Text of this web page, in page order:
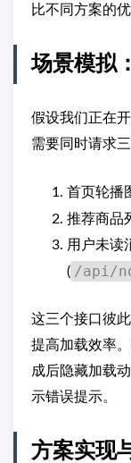
比不同方案的优
场景模拟
假设我们正在
需要同时请求三
首页轮播
推荐商品
用户未读
( /api/
这三个接口彼
提高加载效率
成后隐藏加载
示错误提示。
方案实现